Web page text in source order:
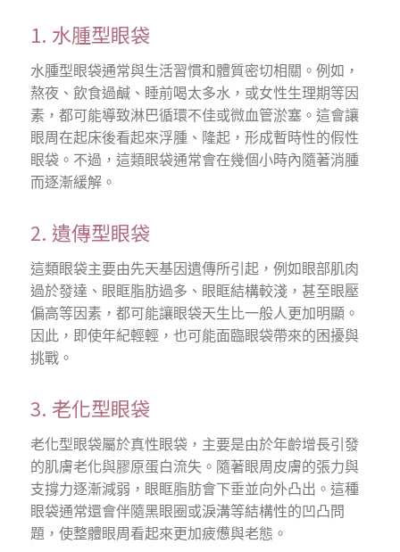
1. 水腫型眼袋
水腫型眼袋通常與生活習慣和體質密切相關。例如，
熬夜、飲食過鹹、睡前喝太多水，或女性生理期等因
素，都可能導致淋巴循環不佳或微血管淤塞。這會讓
眼周在起床後看起來浮腫、隆起，形成暫時性的假性
眼袋。不過，這類眼袋通常會在幾個小時內隨著消腫
而逐漸緩解。
2. 遺傳型眼袋
這類眼袋主要由先天基因遺傳所引起，例如眼部肌肉
過於發達、眼眶脂肪過多、眼眶結構較淺，甚至眼壓
偏高等因素，都可能讓眼袋天生比一般人更加明顯。
因此，即使年紀輕輕，也可能面臨眼袋帶來的困擾與
挑戰。
3. 老化型眼袋
老化型眼袋屬於真性眼袋，主要是由於年齡增長引發
的肌膚老化與膠原蛋白流失。隨著眼周皮膚的張力與
支撐力逐漸減弱，眼眶脂肪會下垂並向外凸出。這種
眼袋通常還會伴隨黑眼圈或淚溝等結構性的凹凸問
題，使整體眼周看起來更加疲憊與老態。